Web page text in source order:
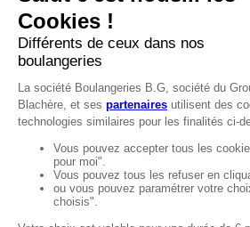
Consultez notre FAQ.
FAQ
Recrutement
MENTIONS
Mentions légales